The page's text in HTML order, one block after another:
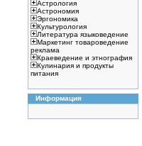
Астрология
Астрономия
Эргономика
Культурология
Литература языковедение
Маркетинг товароведение
реклама
Краеведение и этнография
Кулинария и продукты
питания
Информация